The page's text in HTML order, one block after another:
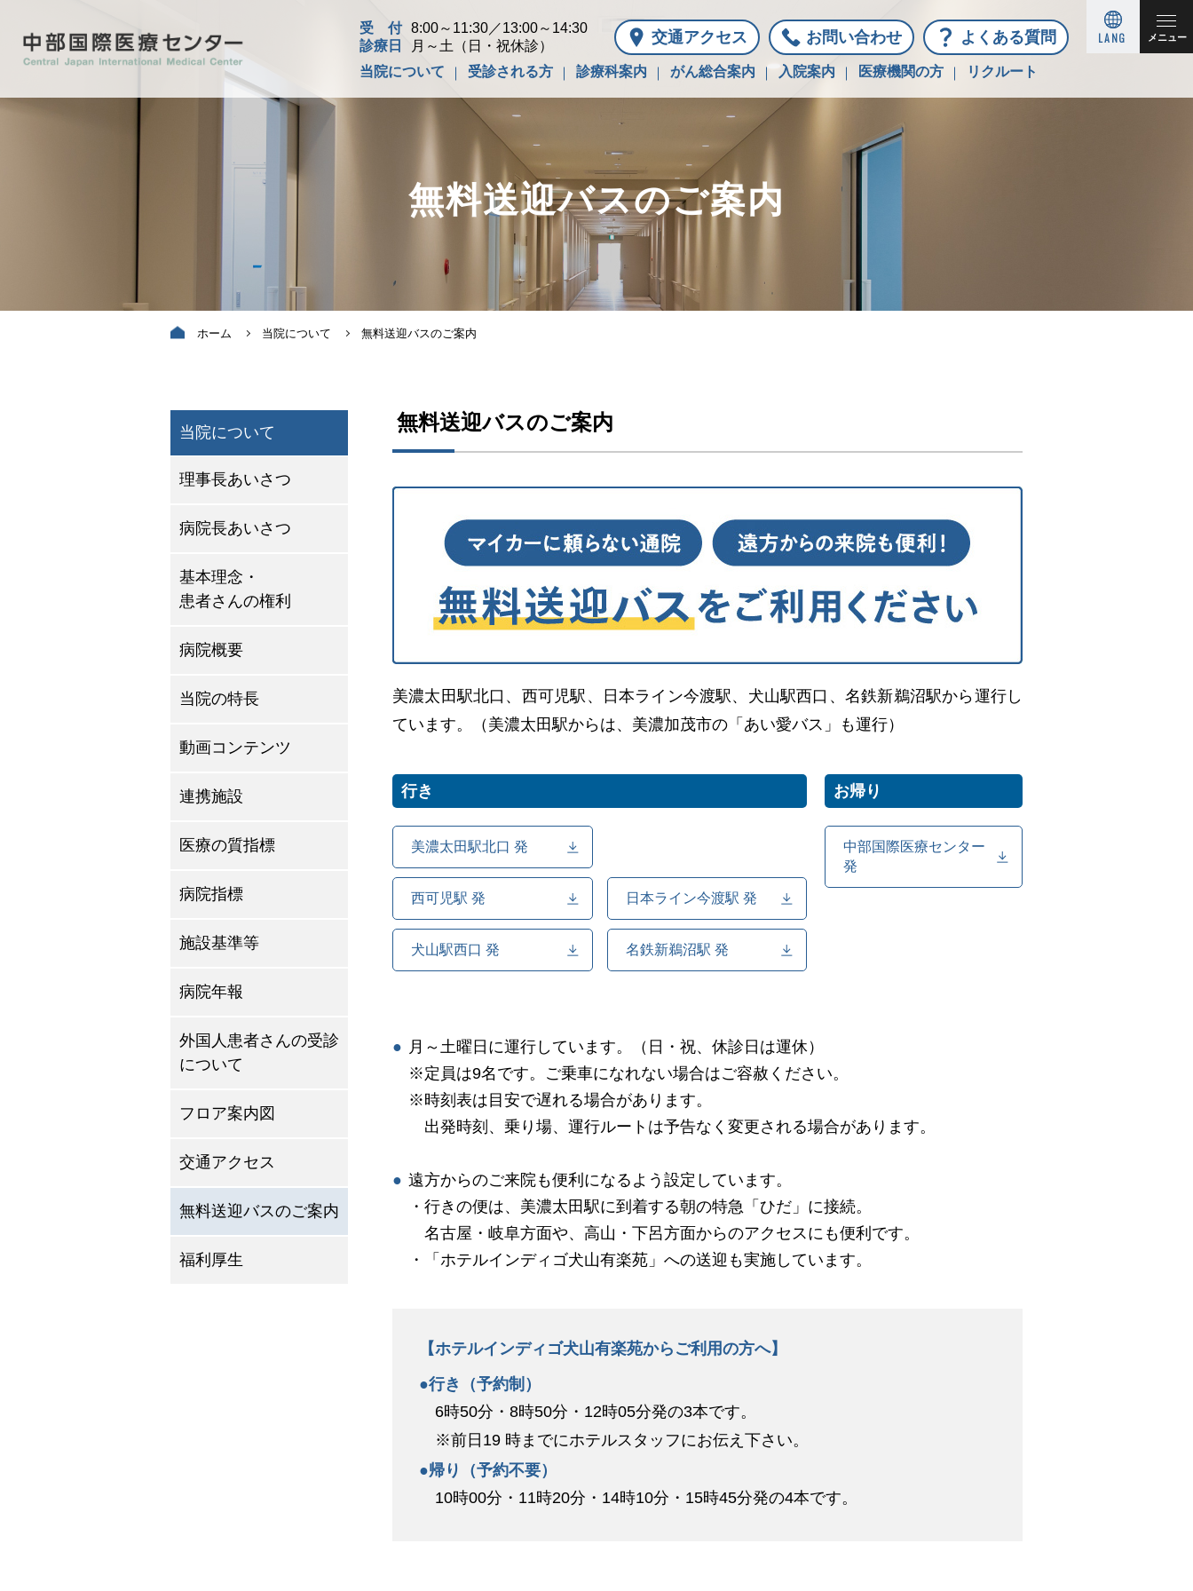
受 付 8:00～11:30／13:00～14:30
診療日
月～土（日・祝休診） 交通アクセス お問い合わせ よくある質問
当院について 受診される方 診療科案内 がん総合案内 入院案内 医療機関の方 リクルート
LANG メニュー
無料送迎バスのご案内
ホーム 当院について 無料送迎バスのご案内
無料送迎バスのご案内
美濃太田駅北口、西可児駅、日本ライン今渡駅、犬山駅西口、名鉄新鵜沼駅から運行し
ています。（美濃太田駅からは、美濃加茂市の「あい愛バス」も運行）
行き
美濃太田駅北口 発
西可児駅 発 日本ライン今渡駅 発
犬山駅西口 発 名鉄新鵜沼駅 発
お帰り
中部国際医療センター
発
月～土曜日に運行しています。（日・祝、休診日は運休）
定員は9名です。ご乗車になれない場合はご容赦ください。
時刻表は目安で遅れる場合があります。
出発時刻、乗り場、運行ルートは予告なく変更される場合があります。
遠方からのご来院も便利になるよう設定しています。
行きの便は、美濃太田駅に到着する朝の特急「ひだ」に接続。
名古屋・岐阜方面や、高山・下呂方面からのアクセスにも便利です。
「ホテルインディゴ犬山有楽苑」への送迎も実施しています。
【ホテルインディゴ犬山有楽苑からご利用の方へ】
●行き（予約制）
6時50分・8時50分・12時05分発の3本です。
※前日19 時までにホテルスタッフにお伝え下さい。
●帰り（予約不要）
10時00分・11時20分・14時10分・15時45分発の4本です。
当院について
理事長あいさつ
病院長あいさつ
基本理念・
患者さんの権利
病院概要
当院の特長
動画コンテンツ
連携施設
医療の質指標
病院指標
施設基準等
病院年報
外国人患者さんの受診
について
フロア案内図
交通アクセス
無料送迎バスのご案内
福利厚生